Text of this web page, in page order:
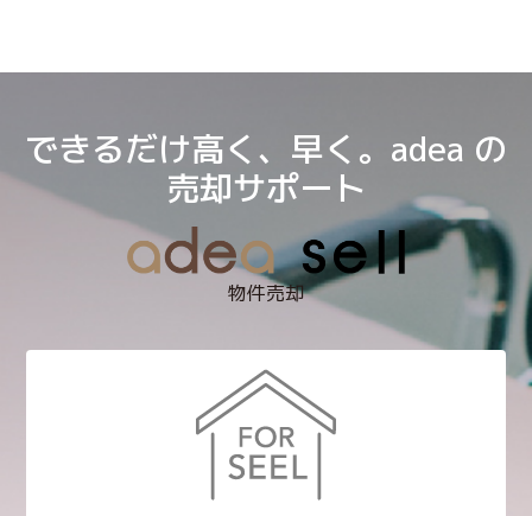
できるだけ高く、早く。adea の
売却サポート
物件売却